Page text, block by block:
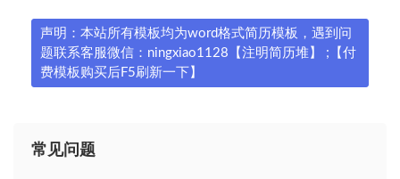
声明：本站所有模板均为word格式简历模板，遇到问
题联系客服微信：ningxiao1128【注明简历堆】 ;【付
费模板购买后F5刷新一下】
常见问题